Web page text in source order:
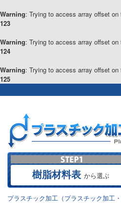
Warning: Trying to access array offset on
123
Warning: Trying to access array offset on
124
Warning: Trying to access array offset on
125
樹脂材料表 から選ぶ
プラスチック加工（プラスチック加工